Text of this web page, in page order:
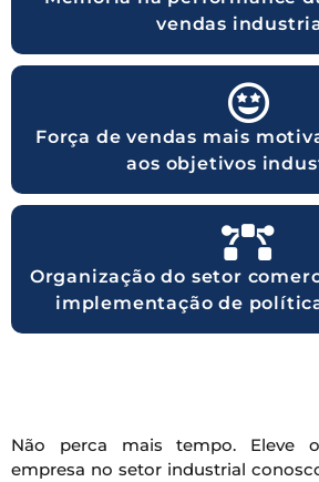
vendas
Força de vendas mais
aos objetivos
Organização do setor
implementação de
Não perca mais tempo. Eleve
empresa no setor industrial